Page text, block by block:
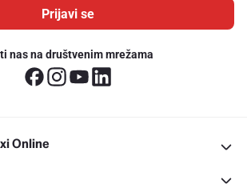
Prijavi se
nas na društvenim mrežama
Online